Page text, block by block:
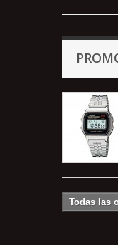
Todas las